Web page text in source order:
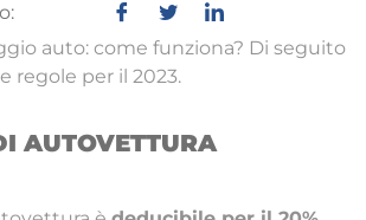
auto: come funziona? Di seguito
regole per il 2023.
AUTOVETTURA